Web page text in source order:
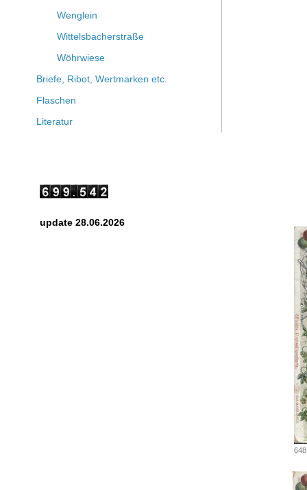
Wenglein
Wittelsbacherstraße
Wöhrwiese
Briefe, Ribot, Wertmarken etc.
Flaschen
Literatur
update 28.06.2026